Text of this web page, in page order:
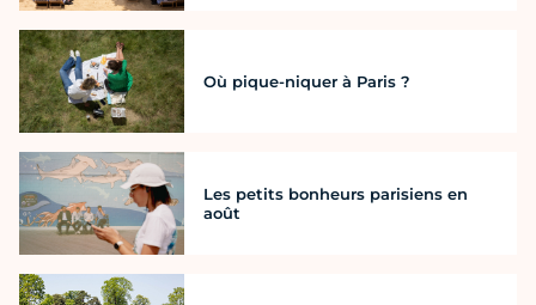
Où pique-niquer à Paris ?
Les petits bonheurs parisiens en
août